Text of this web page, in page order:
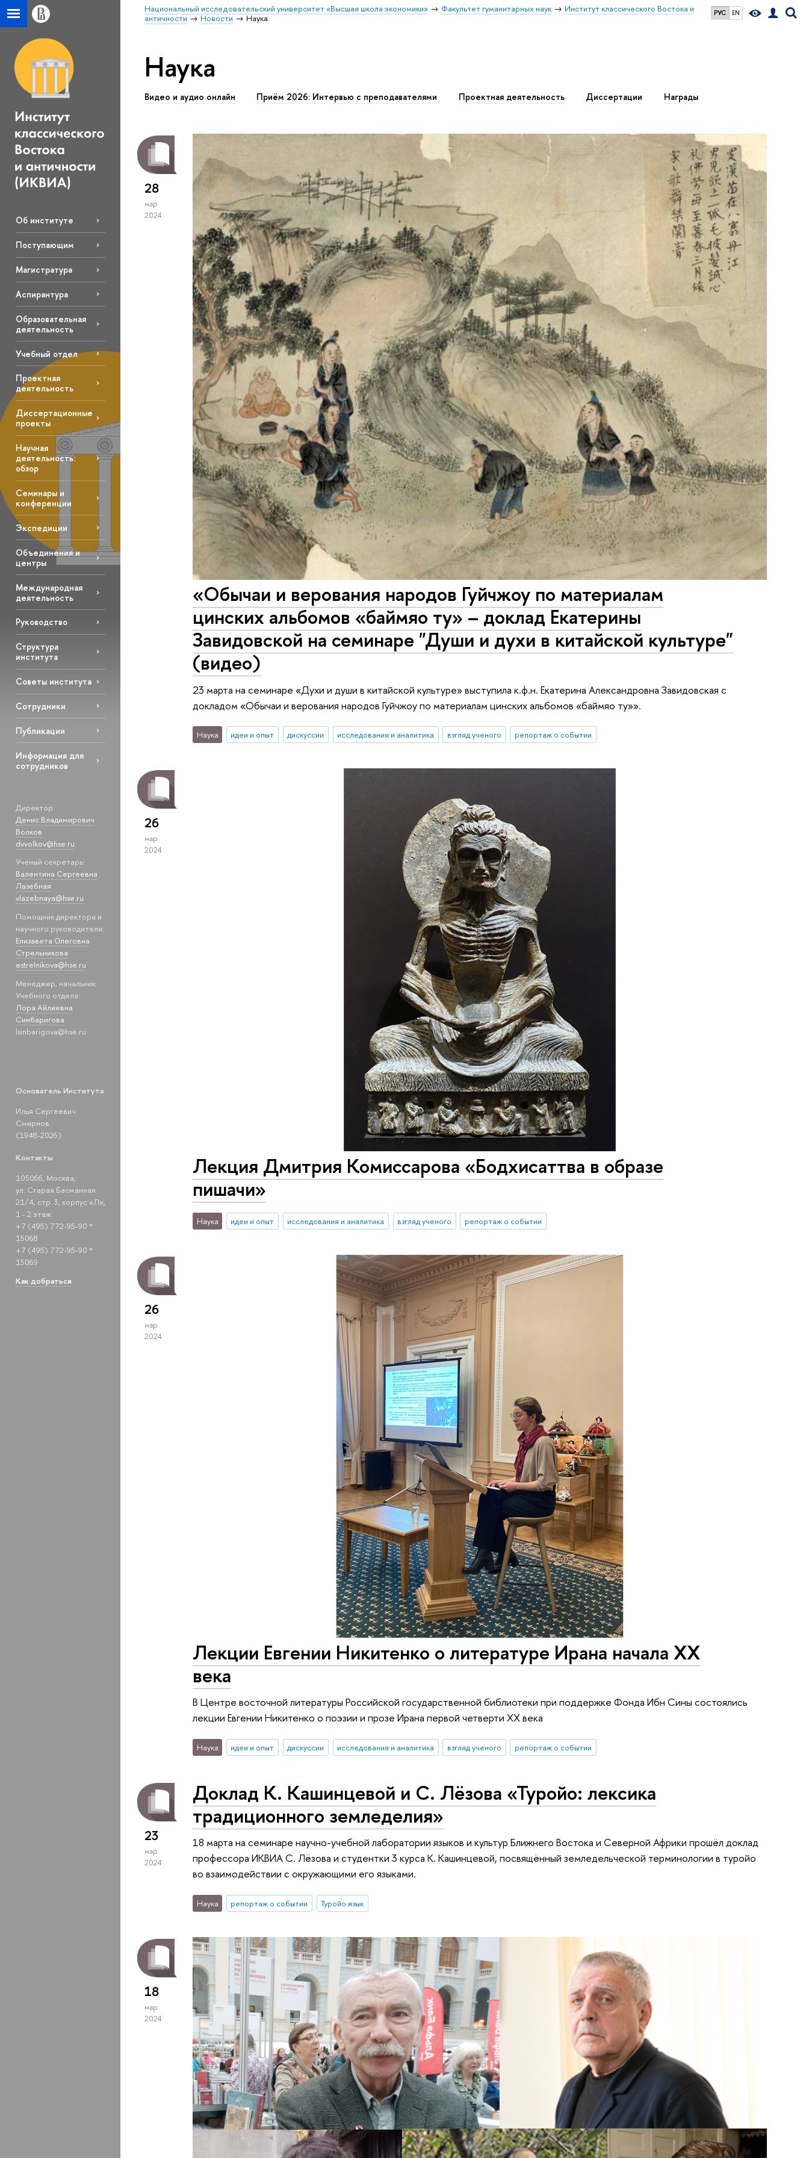
РУС EN
Национальный исследовательский университет «Высшая школа экономики» Факультет гуманитарных наук
Институт классического Востока и
античности
Новости Наука
Об институте
Поступающим
Магистратура
Аспирантура
Образовательная
деятельность
Учебный отдел
Проектная
деятельность
Диссертационные
проекты
Научная
деятельность:
обзор
Семинары и
конференции
Экспедиции
Объединения и
центры
Международная
деятельность
Руководство
Структура
института
Советы института
Сотрудники
Публикации
Информация для
сотрудников
Директор:
Денис Владимирович
Волков
dvvolkov@hse.ru
Ученый секретарь:
Валентина Сергеевна
Лазебная
vlazebnaya@hse.ru
Помощник директора и
научного руководителя:
Елизавета Олеговна
Стрельникова
estrelnikova@hse.ru
Менеджер, начальник
Учебного отдела:
Лора Айлиевна
Синбаригова
lsinbarigova@hse.ru
Основатель Института
Илья Сергеевич
Смирнов
(1948-2026)
Контакты
105066, Москва,
ул. Старая Басманная
21/4, стр. 3, корпус «Л»,
1 - 2 этаж.
+7 (495) 772-95-90 *
15068
+7 (495) 772-95-90 *
15069
Как добраться
Наука
Видео и аудио онлайн Приём 2026: Интервью с преподавателями Проектная деятельность Диссертации Награды
28
мар
2024
«Обычаи и верования народов Гуйчжоу по материалам
цинских альбомов «баймяо ту» – доклад Екатерины
Завидовской на семинаре "Души и духи в китайской культуре"
(видео)
23 марта на семинаре «Духи и души в китайской культуре» выступила к.ф.н. Екатерина Александровна Завидовская с
докладом «Обычаи и верования народов Гуйчжоу по материалам цинских альбомов «баймяо ту»».
Наука идеи и опыт дискуссии исследования и аналитика взгляд ученого репортаж о событии
26
мар
2024
Лекция Дмитрия Комиссарова «Бодхисаттва в образе
пишачи»
Наука идеи и опыт исследования и аналитика взгляд ученого репортаж о событии
26
мар
2024
Лекции Евгении Никитенко о литературе Ирана начала ХХ
века
В Центре восточной литературы Российской государственной библиотеки при поддержке Фонда Ибн Сины состоялись
лекции Евгении Никитенко о поэзии и прозе Ирана первой четверти ХХ века
Наука идеи и опыт дискуссии исследования и аналитика взгляд ученого репортаж о событии
23
мар
2024
Доклад К. Кашинцевой и С. Лёзова «Туройо: лексика
традиционного земледелия»
18 марта на семинаре научно-учебной лаборатории языков и культур Ближнего Востока и Северной Африки прошёл доклад
профессора ИКВИА С. Лёзова и студентки 3 курса К. Кашинцевой, посвящённый земледельческой терминологии в туройо
во взаимодействии с окружающими его языками.
Наука репортаж о событии Туройо язык
18
мар
2024